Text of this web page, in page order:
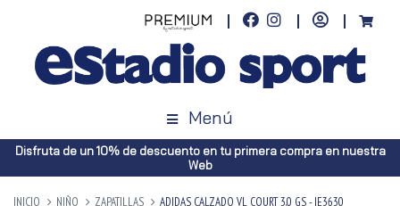
Menú
Disfruta de un 10% de descuento en tu primera compra en nuestra
Web
INICIO NIÑO ZAPATILLAS ADIDAS CALZADO VL COURT 3.0 GS - IE3630